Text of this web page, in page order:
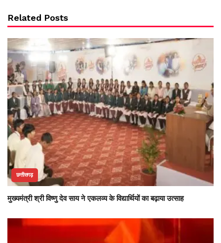
Related Posts
छत्तीसगढ़
मुख्यमंत्री श्री विष्णु देव साय ने एकलव्य के विद्यार्थियों का बढ़ाया उत्साह